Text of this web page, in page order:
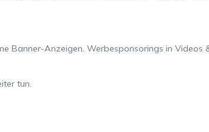
Banner-Anzeigen. Werbesponsorings in Videos
tun.